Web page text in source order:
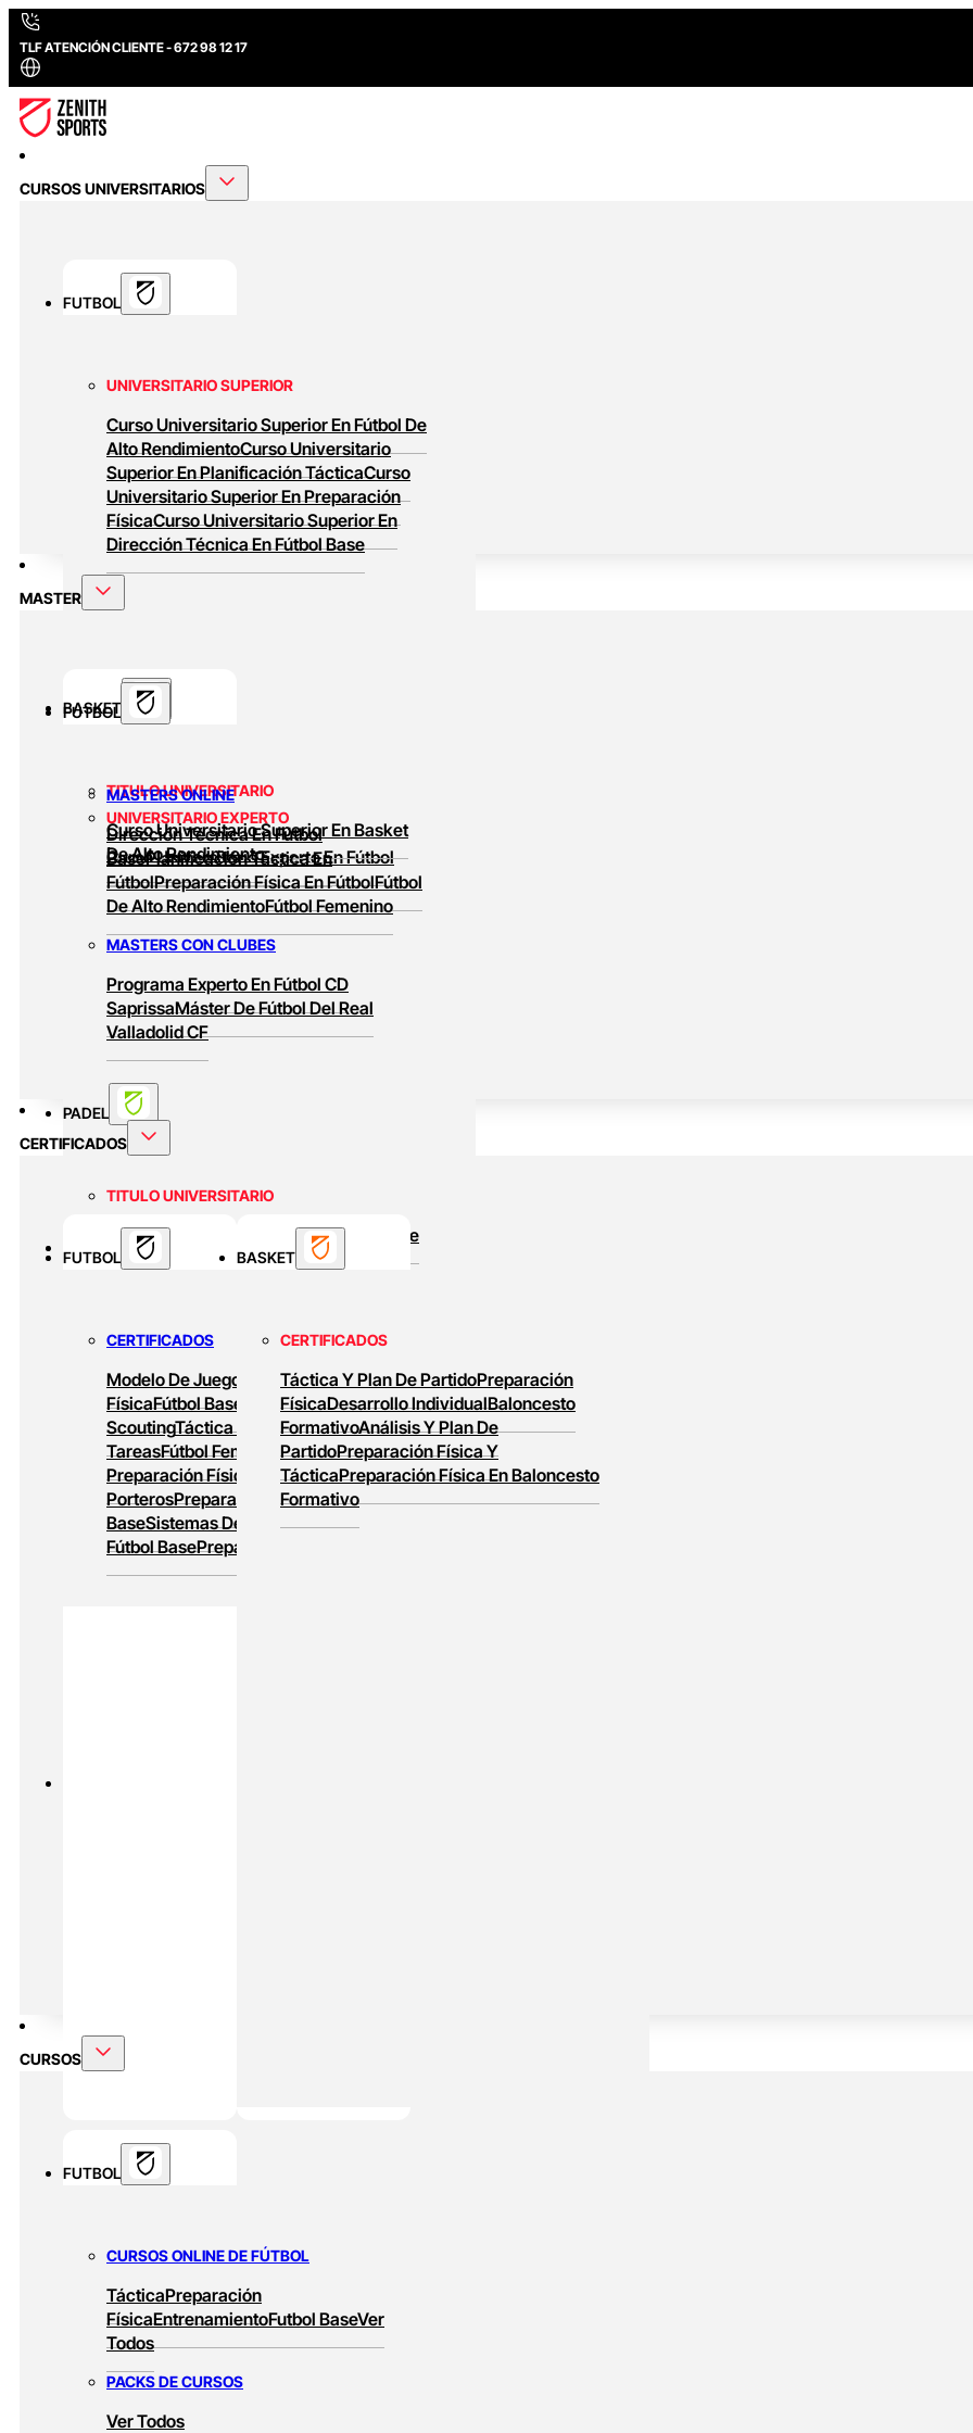
TLF ATENCIÓN CLIENTE - 672 98 12 17
CURSOS UNIVERSITARIOS
FUTBOL
UNIVERSITARIO SUPERIOR
Curso Universitario Superior En Fútbol De
Alto RendimientoCurso Universitario
Superior En Planificación TácticaCurso
Universitario Superior En Preparación
FísicaCurso Universitario Superior En
Dirección Técnica En Fútbol Base
UNIVERSITARIO EXPERTO
Curso Universitario Experto En Fútbol
BASKET
TITULO UNIVERSITARIO
Curso Universitario Superior En Basket
De Alto Rendimiento
PADEL
TITULO UNIVERSITARIO
Curso Universitario Técnico En Padel De
Alto Rendimiento
MASTER
FUTBOL
MASTERS ONLINE
Dirección Técnica En Fútbol
BasePlanificación Táctica En
FútbolPreparación Física En FútbolFútbol
De Alto RendimientoFútbol Femenino
MASTERS CON CLUBES
Programa Experto En Fútbol CD
SaprissaMáster De Fútbol Del Real
Valladolid CF
BASKET
MASTERS ONLINE
Baloncesto Formativo
Preparación Física
En BaloncestoBaloncesto De Alto
Rendimiento
CERTIFICADOS
FUTBOL
CERTIFICADOS
Modelo De Juego
Preparación
FísicaFútbol Base
Análisis Y
ScoutingTáctica OfensivaDiseño De
TareasFútbol FemeninoTareas De
Preparación Física
Entrenamiento De
PorterosPreparación Física En Fútbol
BaseSistemas De JuegoEntrenamiento En
Fútbol BasePreparación Física Y Táctica
BASKET
CERTIFICADOS
Táctica Y Plan De PartidoPreparación
FísicaDesarrollo IndividualBaloncesto
FormativoAnálisis Y Plan De
PartidoPreparación Física Y
TácticaPreparación Física En Baloncesto
Formativo
CURSOS
FUTBOL
CURSOS ONLINE DE FÚTBOL
TácticaPreparación
FísicaEntrenamientoFutbol BaseVer
Todos
PACKS DE CURSOS
Ver Todos